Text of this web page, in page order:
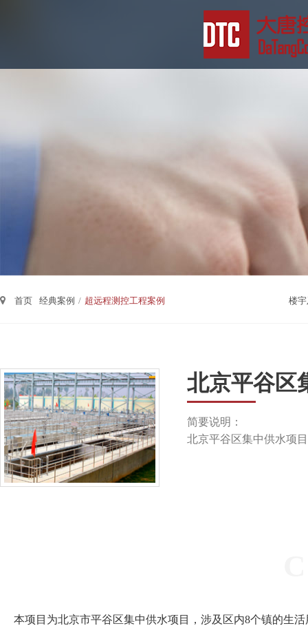
首页 经典案例 / 超远程测控工程案例 楼
北京平谷区
简要说明：
北京平谷区集中供水项目
本项目为北京市平谷区集中供水项目，涉及区内8个镇的生